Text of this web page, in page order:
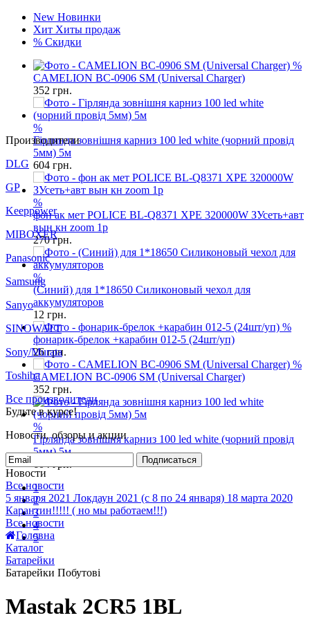
New Новинки
Хит Хиты продаж
% Скидки
%
CAMELION BC-0906 SM (Universal Charger)
352 грн.
%
Гірлянда зовнішня карниз 100 led white (чорний провід
5мм) 5м
604 грн.
%
фон ак мет POLICE BL-Q8371 XPE 320000W ЗУсеть+авт
вын кн zoom 1р
270грн.
%
(Синий) для 1*18650 Силиконовый чехол для
аккумуляторов
12 грн.
%
фонарик-брелок +карабин 012-5 (24шт/уп)
26грн.
%
CAMELION BC-0906 SM (Universal Charger)
352 грн.
%
Гірлянда зовнішня карниз 100 led white (чорний провід
5мм) 5м
604грн.
1
2
3
4
5
Производители
DLG
GP
Keeppower
MIBOXER
Panasonic
Samsung
Sanyo
SINOWATT
Sony/Murata
Toshiba
Все производители
Будьте в курсе!
Новости, обзоры и акции
Подписаться
Новости
Все новости
5 января 2021 Локдаун 2021 (с 8 по 24 января) 18 марта 2020
Карантин!!!!! ( но мы работаем!!!)
Все новости
Головна
Каталог
Батарейки
Батарейки Побутові
Mastak 2CR5 1BL